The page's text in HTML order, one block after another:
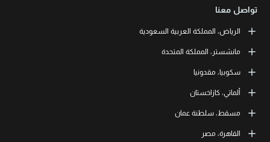
تواصل معنا
الرياض، المملكة العربية السعودية
LEORON Saudi Experts Institute for Training
طريق الملك فهد، حي الرحمانية، برج القمر، الطابق الثالث والعشرون، مبنى
+966 11 464 4865
مانشستر، المملكة المتحدة
L3RN New Skills Co.
Office No. 2, 34 Station Road
Urmston, Manchester, England M41 9JQ UK
+44 (0) 1615138133
سكوبيا، مقدونيا
L3RN dooel
Str. 20, No 82, Cucer-Sandevo 1000 Skopje, MKD
ألماتي، كازاخستان
LEORON Training and Development
Baizakov street, 280, office 3 050000 Almaty, KAZ
مسقط، سلطنة عمان
LEORON Training Institute
The Office 1991, Building No. 5341, Way No. 4560, Office No. 215, Al
القاهرة، مصر